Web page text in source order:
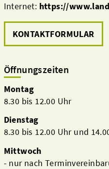
Internet: https://
KONTAKTFORMULAR
Öffnungszeiten
Montag
8.30 bis 12.00 Uhr
Dienstag
8.30 bis 12.00 Uhr und
Mittwoch
- nur nach